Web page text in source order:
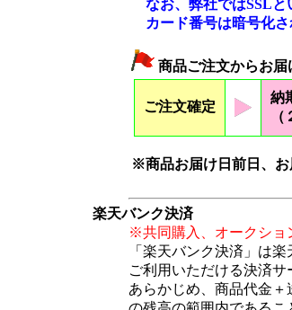
なお、弊社ではSSLと
カード番号は暗号化さ
商品ご注文からお届
ご注文確定
納
※商品お届け日前日、お
楽天バンク決済
※共同購入、オークショ
「楽天バンク決済」は
ご利用いただける決済サ
あらかじめ、商品代金